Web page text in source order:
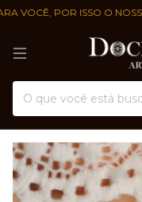
POR ISSO O